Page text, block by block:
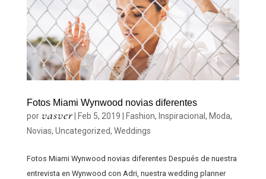
Reportaje Fotográfico
Contacto
Fotos Miami Wynwood novias diferentes
por vasver| Feb 5, 2019 Fashion, Inspiracional, Moda,
Novias, Uncategorized, Weddings
Fotos Miami Wynwood novias diferentes Después de nuestra
entrevista en Wynwood con Adri, nuestra wedding planner